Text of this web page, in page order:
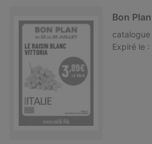
Bon Plan
catalogue
Expiré le :